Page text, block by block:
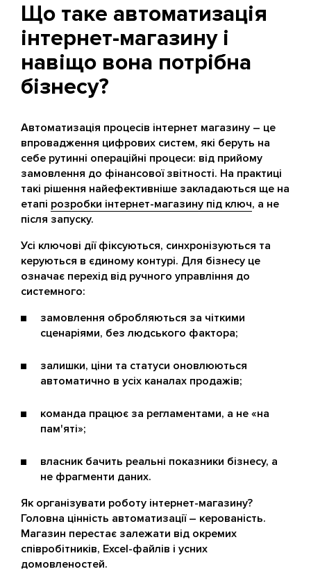
Що таке автоматизація
інтернет-магазину і
навіщо вона потрібна
бізнесу?
Автоматизація процесів інтернет магазину – це
впровадження цифрових систем, які беруть на
себе рутинні операційні процеси: від прийому
замовлення до фінансової звітності. На практиці
такі рішення найефективніше закладаються ще на
етапі розробки інтернет-магазину під ключ, а не
після запуску.
Усі ключові дії фіксуються, синхронізуються та
керуються в єдиному контурі. Для бізнесу це
означає перехід від ручного управління до
системного:
замовлення обробляються за чіткими
сценаріями, без людського фактора;
залишки, ціни та статуси оновлюються
автоматично в усіх каналах продажів;
команда працює за регламентами, а не «на
пам'яті»;
власник бачить реальні показники бізнесу, а
не фрагменти даних.
Як організувати роботу інтернет-магазину?
Головна цінність автоматизації – керованість.
Магазин перестає залежати від окремих
співробітників, Excel-файлів і усних
домовленостей.